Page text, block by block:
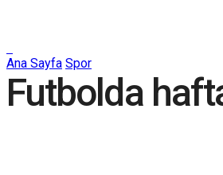
Ana Sayfa Spor
Futbolda